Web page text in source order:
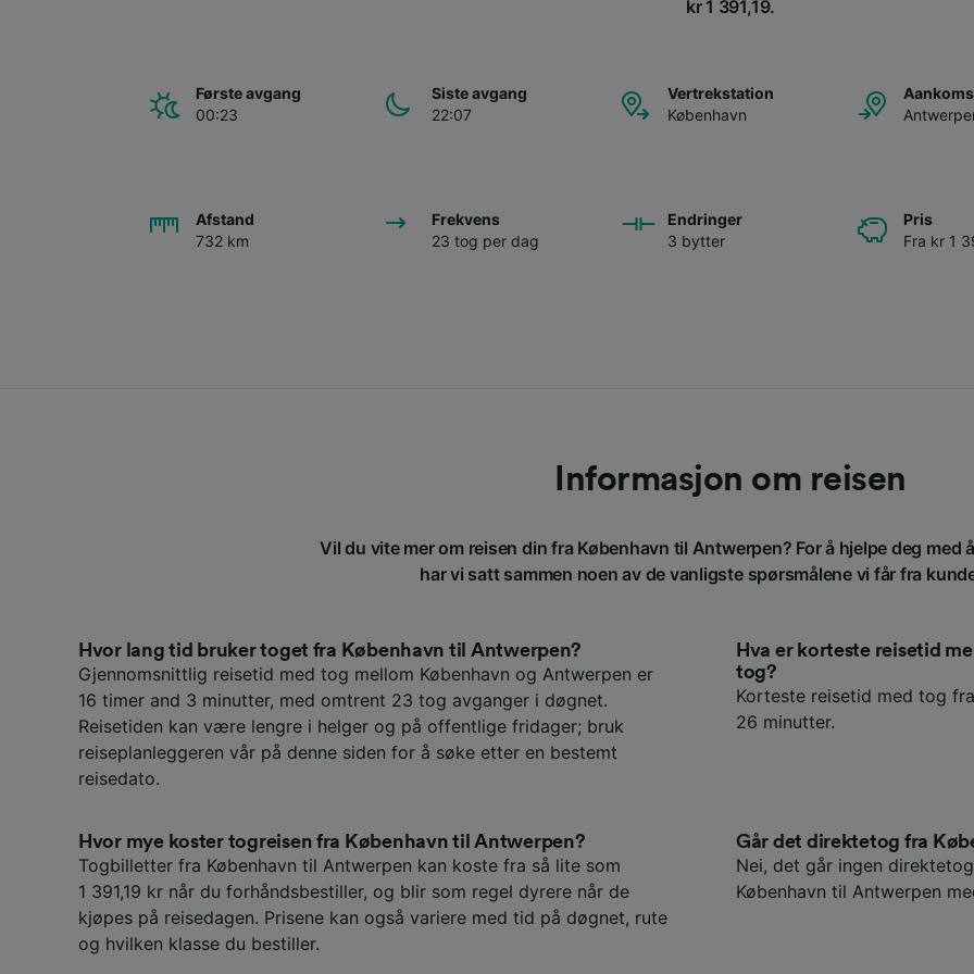
kr 1 391,19.
Første avgang
00:23
Siste avgang
22:07
Vertrekstation
København
Afstand
732 km
Frekvens
23 tog per dag
Endringer
3 bytter
Pris
Fra kr 1
Informasjon om reisen
Vil du vite mer om reisen din fra København til Antwerpen? For å hjelpe deg med
har vi satt sammen noen av de vanligste spørsmålene vi får fra
Hvor lang tid bruker toget fra København til Antwerpen?
Gjennomsnittlig reisetid med tog mellom København og Antwerpen er
16 timer and 3 minutter, med omtrent 23 tog avganger i døgnet.
Reisetiden kan være lengre i helger og på offentlige fridager; bruk
reiseplanleggeren vår på denne siden for å søke etter en bestemt
reisedato.
Hva er korteste reisetid
tog?
Korteste reisetid med tog
26 minutter.
Hvor mye koster togreisen fra København til Antwerpen?
Togbilletter fra København til Antwerpen kan koste fra så lite som
1 391,19 kr når du forhåndsbestiller, og blir som regel dyrere når de
kjøpes på reisedagen. Prisene kan også variere med tid på døgnet, rute
og hvilken klasse du bestiller.
Går det direktetog fra
Nei, det går ingen
København til Antwerpen